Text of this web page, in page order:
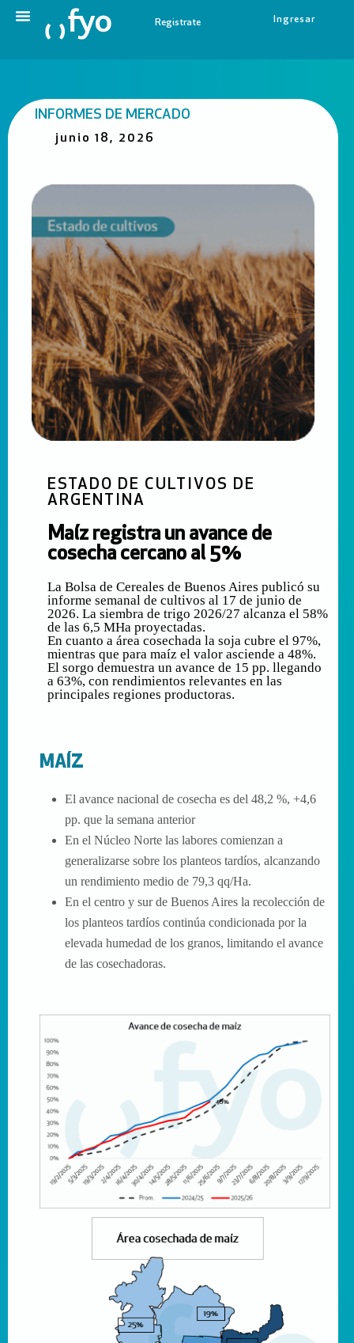
Registrate Ingresar
INFORMES DE MERCADO
junio 18, 2026
ESTADO DE CULTIVOS DE
ARGENTINA
Maíz registra un avance de
cosecha cercano al 5%
La Bolsa de Cereales de Buenos Aires publicó su
informe semanal de cultivos al 17 de junio de
2026. La siembra de trigo 2026/27 alcanza el 58%
de las 6,5 MHa proyectadas.
En cuanto a área cosechada la soja cubre el 97%,
mientras que para maíz el valor asciende a 48%.
El sorgo demuestra un avance de 15 pp. llegando
a 63%, con rendimientos relevantes en las
principales regiones productoras.
MAÍZ
El avance nacional de cosecha es del 48,2 %, +4,6
pp. que la semana anterior
En el Núcleo Norte las labores comienzan a
generalizarse sobre los planteos tardíos, alcanzando
un rendimiento medio de 79,3 qq/Ha.
En el centro y sur de Buenos Aires la recolección de
los planteos tardíos continúa condicionada por la
elevada humedad de los granos, limitando el avance
de las cosechadoras.